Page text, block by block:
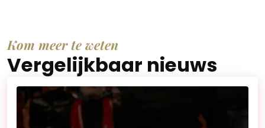
Kom meer te weten
Vergelijkbaar nieuws